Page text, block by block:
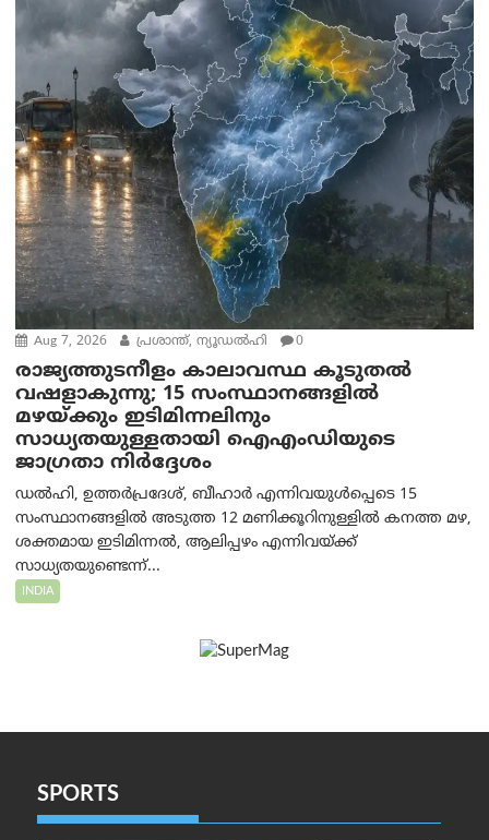
Aug 7, 2026 പ്രശാന്ത്, ന്യൂഡല്‍ഹി 0
രാജ്യത്തുടനീളം കാലാവസ്ഥ കൂടുതൽ
വഷളാകുന്നു; 15 സംസ്ഥാനങ്ങളിൽ
മഴയ്ക്കും ഇടിമിന്നലിനും
സാധ്യതയുള്ളതായി ഐഎംഡിയുടെ
ജാഗ്രതാ നിർദ്ദേശം
ഡൽഹി, ഉത്തർപ്രദേശ്, ബീഹാർ എന്നിവയുൾപ്പെടെ 15
സംസ്ഥാനങ്ങളിൽ അടുത്ത 12 മണിക്കൂറിനുള്ളിൽ കനത്ത മഴ,
ശക്തമായ ഇടിമിന്നൽ, ആലിപ്പഴം എന്നിവയ്ക്ക്
സാധ്യതയുണ്ടെന്ന്...
INDIA
SPORTS